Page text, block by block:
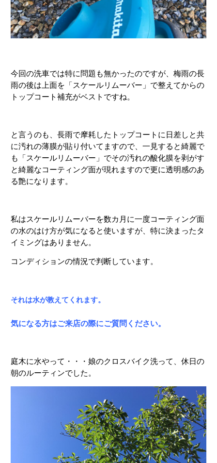
今回の洗車では特に問題も無かったのですが、梅雨の長
雨の後は上面を「スケールリムーバー」で整えてからの
トップコート補充がベストですね。
と言うのも、長雨で摩耗したトップコートに日差しと共
に汚れの薄膜が貼り付いてますので、一見すると綺麗で
も「スケールリムーバー」でその汚れの酸化膜を剥がす
と綺麗なコーティング面が現れますので更に透明感のあ
る艶になります。
私はスケールリムーバーを数カ月に一度コーティング面
の水のはけ方が気になると使いますが、特に決まったタ
イミングはありません。
コンディションの情況で判断しています。
それは水が教えてくれます。
気になる方はご来店の際にご質問ください。
庭木に水やって・・・娘のクロスバイク洗って、休日の
朝のルーティンでした。